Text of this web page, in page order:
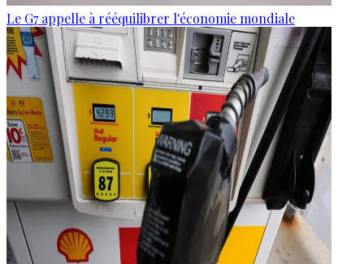
Le G7 appelle à rééquilibrer l'économie mondiale